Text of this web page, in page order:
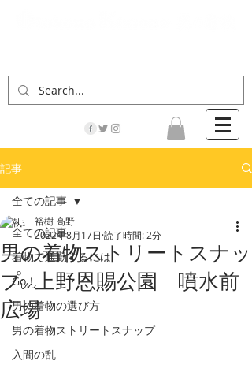
記事
全ての記事
着物で通勤するには
Go！
男の着物の選び方
男の着物ストリートスナップ
入間の乱
全ての記事
男の着物ストリートスナッ
プin上野恩賜公園 噴水前
広場
裕樹 高野
2022年8月17日 読了時間: 2分